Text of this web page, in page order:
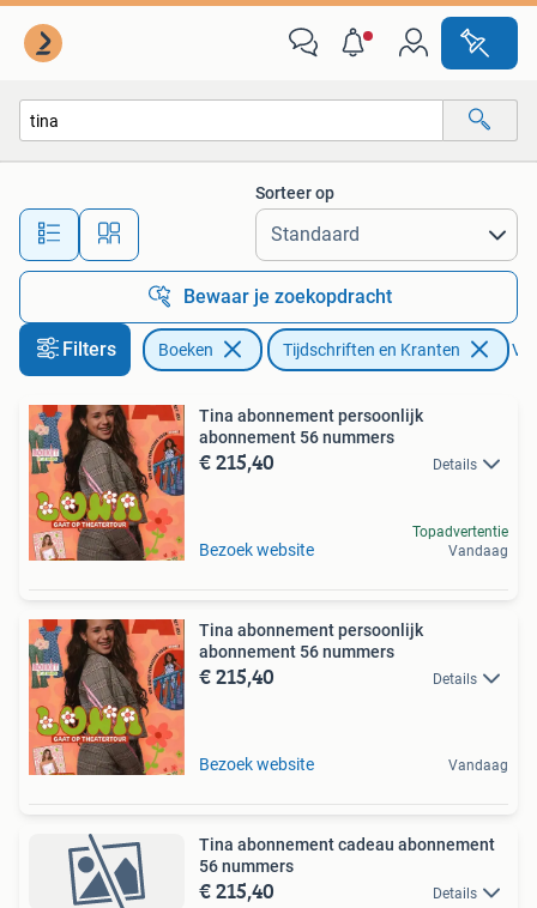
Alle afstanden…
Sorteer op
Bewaar je zoekopdracht
Filters Boeken Tijdschriften en Kranten
Tina abonnement persoonlijk
abonnement 56 nummers
€ 215,40 Details
Bezoek website
Topadvertentie
Vandaag
Tina abonnement persoonlijk
abonnement 56 nummers
€ 215,40 Details
Bezoek website Vandaag
Tina abonnement cadeau abonnement
56 nummers
€ 215,40 Details